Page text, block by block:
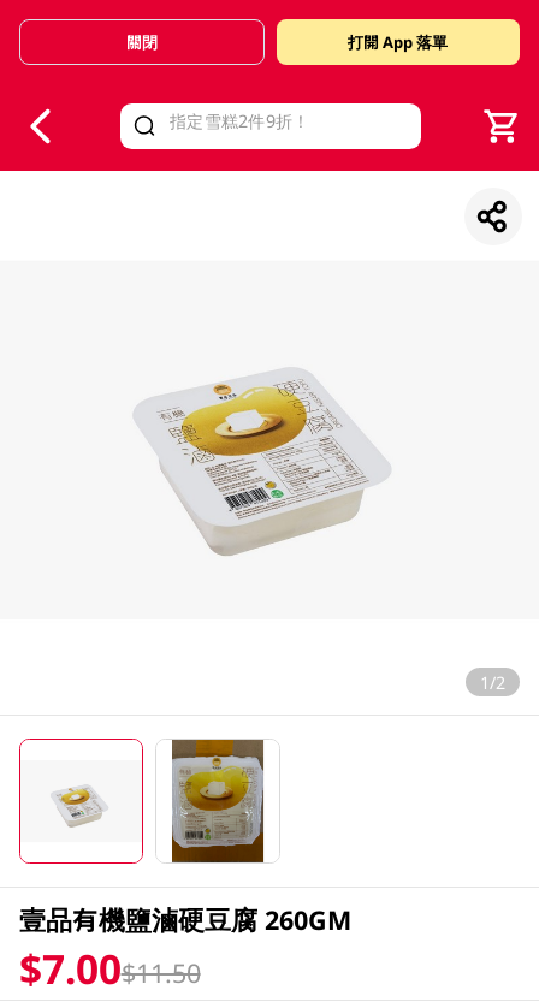
Valid Until 30 June 2026
關閉 打開 App 落單
1/2
壹品有機鹽滷硬豆腐 260GM
$7.00$11.50